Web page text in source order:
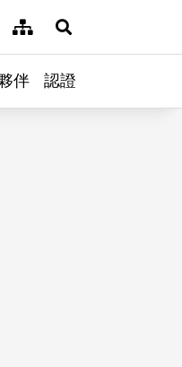
網站導覽展開搜尋
伴 認證